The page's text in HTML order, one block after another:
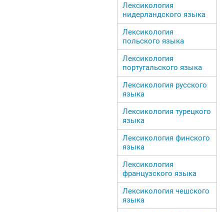
Лексикология
нидерландского языка
Лексикология
польского языка
Лексикология
португальского языка
Лексикология русского
языка
Лексикология турецкого
языка
Лексикология финского
языка
Лексикология
французского языка
Лексикология чешского
языка